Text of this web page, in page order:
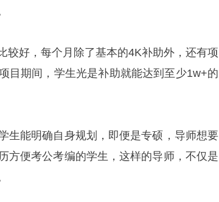
较好，每个月除了基本的4K补助外，还有项
目期间，学生光是补助就能达到至少1w+的
生能明确自身规划，即便是专硕，导师想要
方便考公考编的学生，这样的导师，不仅是